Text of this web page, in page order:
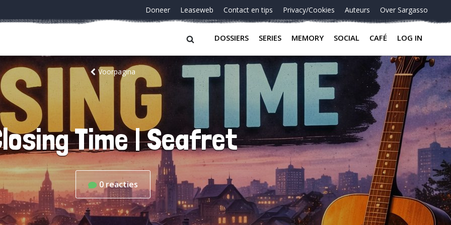
Doneer Leaseweb Contact en tips Privacy/Cookies Auteurs Over Sargasso
DOSSIERS SERIES MEMORY SOCIAL CAFÉ LOG IN
Voorpagina
Time | Seafret
0 reacties